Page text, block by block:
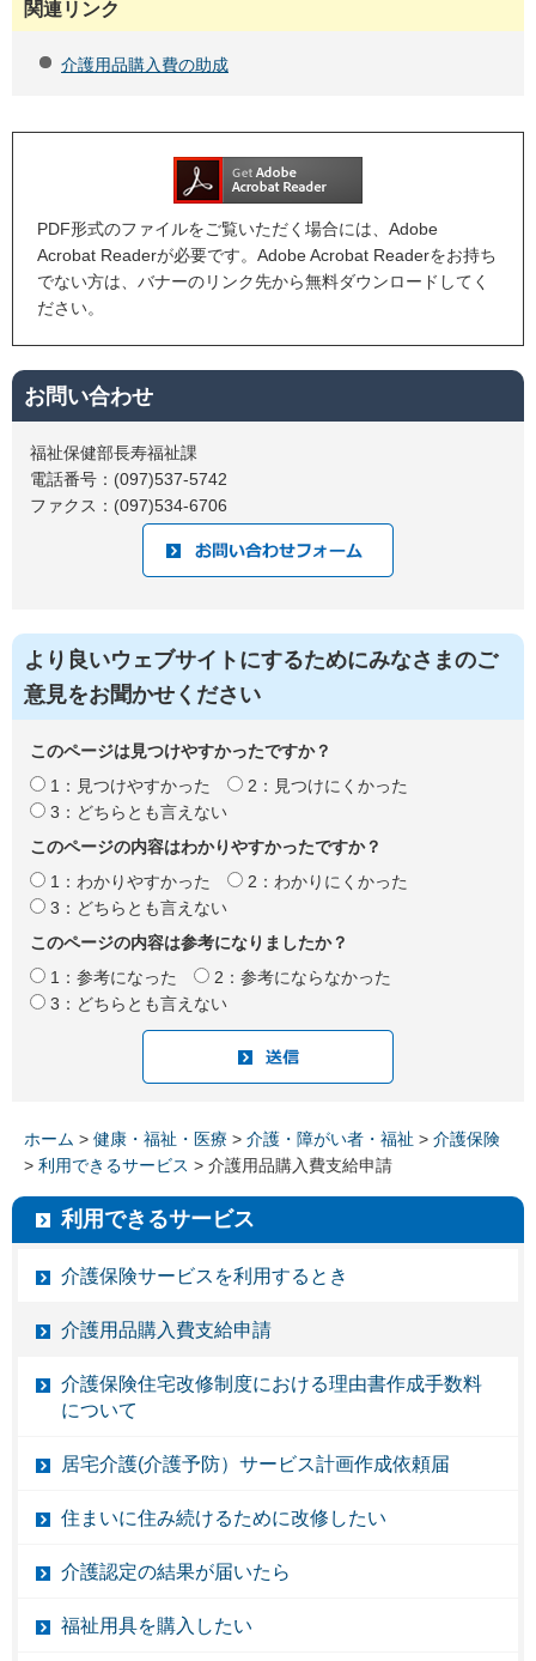
関連リンク
介護用品購入費の助成
PDF形式のファイルをご覧いただく場合には、Adobe
Acrobat Readerが必要です。Adobe Acrobat Readerをお持ち
でない方は、バナーのリンク先から無料ダウンロードしてく
ださい。
お問い合わせ
福祉保健部長寿福祉課
電話番号：(097)537-5742
ファクス：(097)534-6706
より良いウェブサイトにするためにみなさまのご
意見をお聞かせください
このページは見つけやすかったですか？
1：見つけやすかった
2：見つけにくかった
3：どちらとも言えない
このページの内容はわかりやすかったですか？
1：わかりやすかった
2：わかりにくかった
3：どちらとも言えない
このページの内容は参考になりましたか？
1：参考になった
2：参考にならなかった
3：どちらとも言えない
ホーム > 健康・福祉・医療 > 介護・障がい者・福祉 > 介護保険
> 利用できるサービス > 介護用品購入費支給申請
利用できるサービス
介護保険サービスを利用するとき
介護用品購入費支給申請
介護保険住宅改修制度における理由書作成手数料
について
居宅介護(介護予防）サービス計画作成依頼届
住まいに住み続けるために改修したい
介護認定の結果が届いたら
福祉用具を購入したい